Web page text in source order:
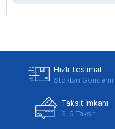
Hızlı Teslimat
Stoktan Gönderim
Taksit İmkanı
6-9 Taksit